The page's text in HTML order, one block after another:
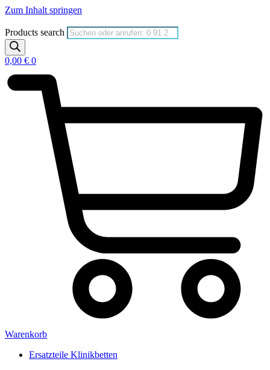
Zum Inhalt springen
Products search
0,00 € 0
Warenkorb
Ersatzteile Klinikbetten